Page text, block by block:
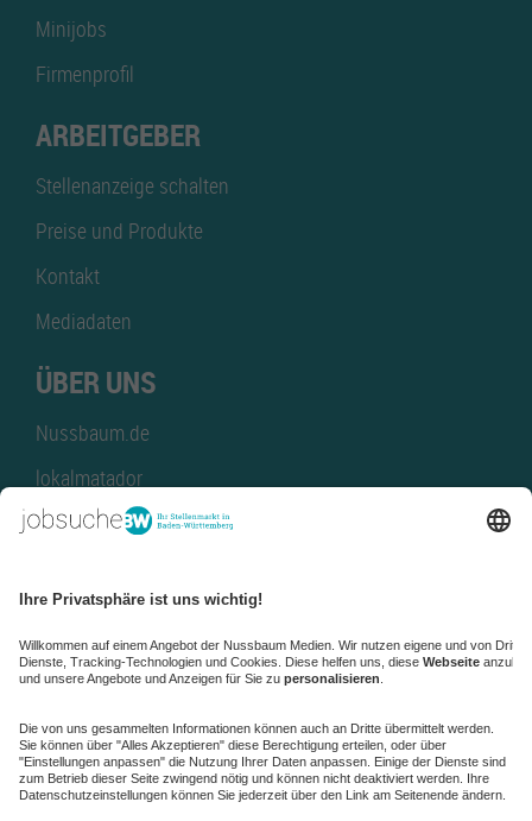
Minijobs
Firmenprofil
ARBEITGEBER
Stellenanzeige schalten
Preise und Produkte
Kontakt
Mediadaten
ÜBER UNS
Nussbaum.de
lokalmatador
kaufinBW
NussbaumID
Nussbaum Medien
de.jobble.org